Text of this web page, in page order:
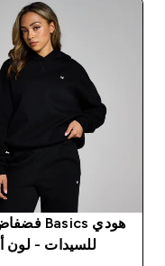
للسيدات - لون